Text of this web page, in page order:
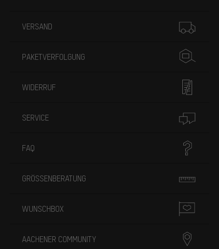
VERSAND
PAKETVERFOLGUNG
WIDERRUF
SERVICE
FAQ
GRÖSSENBERATUNG
WUNSCHBOX
AACHENER COMMUNITY